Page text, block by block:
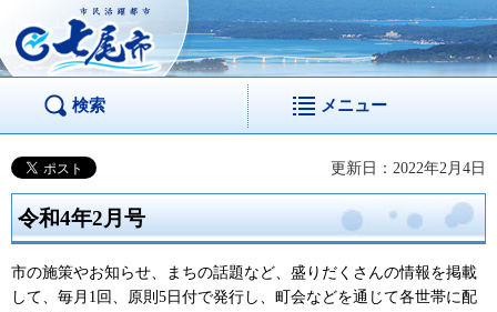
市民活躍都市 七尾
市
検索 メニュー
更新日：2022年2月4日
令和4年2月号
市の施策やお知らせ、まちの話題など、盛りだくさんの情報を掲載
して、毎月1回、原則5日付で発行し、町会などを通じて各世帯に配